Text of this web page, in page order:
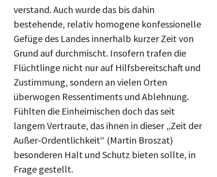
verstand. Auch wurde das bis dahin
bestehende, relativ homogene konfessionelle
Gefüge des Landes innerhalb kurzer Zeit von
Grund auf durchmischt. Insofern trafen die
Flüchtlinge nicht nur auf Hilfsbereitschaft und
Zustimmung, sondern an vielen Orten
überwogen Ressentiments und Ablehnung.
Fühlten die Einheimischen doch das seit
langem Vertraute, das ihnen in dieser „Zeit der
Außer-Ordentlichkeit“ (Martin Broszat)
besonderen Halt und Schutz bieten sollte, in
Frage gestellt.